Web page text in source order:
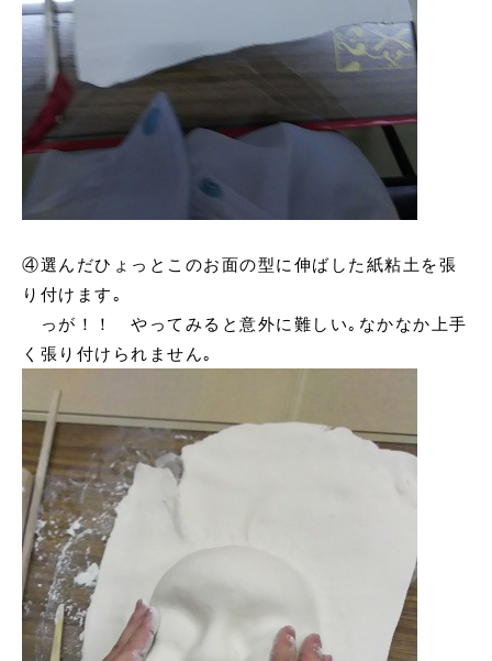
④選んだひょっとこのお面の型に伸ばした紙粘土を張
り付けます｡
っが！！ やってみると意外に難しい｡なかなか上手
く張り付けられません｡